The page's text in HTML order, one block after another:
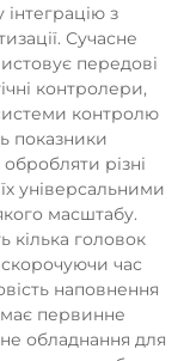
з
Сучасне
передові
контролери,
контролю
показники
різні
універсальними
масштабу.
кілька головок
час
наповнення
має первинне
обладнання для